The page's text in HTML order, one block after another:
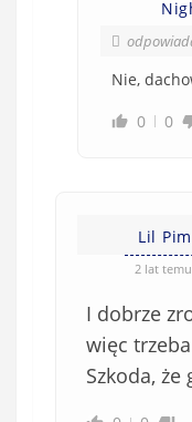
Nie,
0
0
Lil
2 lat temu
I dobrze
więc
Szkoda, że